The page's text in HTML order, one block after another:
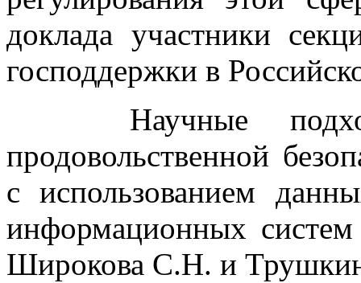
доклада участники
господдержки в
Научные
продовольственной
с использованием
информационных
Широкова С.Н. и